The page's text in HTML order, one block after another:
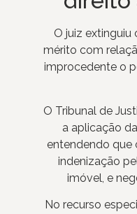
O juiz
mérito com
improcedente o
O Tribunal de
a aplicação
entendendo que
indenização
imóvel, e
No recurso